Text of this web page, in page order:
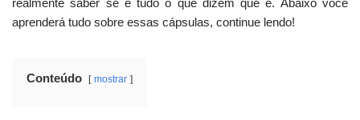
realmente saber se é tudo o que dizem que é. Abaixo você
aprenderá tudo sobre essas cápsulas, continue lendo!
Conteúdo mostrar